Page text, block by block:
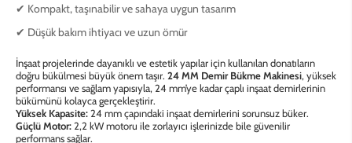
✔ Kompakt, taşınabilir ve sahaya uygun tasarım
✔ Düşük bakım ihtiyacı ve uzun ömür
İnşaat projelerinde dayanıklı ve estetik yapılar için kullanılan donatıların
doğru bükülmesi büyük önem taşır. 24 MM Demir Bükme Makinesi, yüksek
performansı ve sağlam yapısıyla, 24 mm’ye kadar çaplı inşaat demirlerinin
bükümünü kolayca gerçekleştirir.
Yüksek Kapasite:24 mm çapındaki inşaat demirlerini sorunsuz büker.
Güçlü Motor:2,2 kW motoru ile zorlayıcı işlerinizde bile güvenilir
performans sağlar.